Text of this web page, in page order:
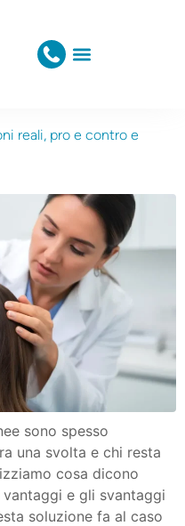
reali, pro e contro e
sono spesso
una svolta e chi resta
cosa dicono
e gli svantaggi
soluzione fa al caso